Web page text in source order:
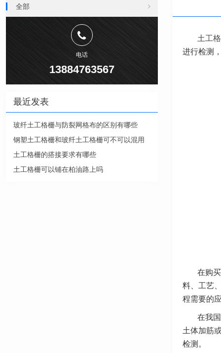
土工
进行检测
在购买
料、工艺
程需要的
在我
土体加筋
检测。
全部
电话
13884763567
最近发表
玻纤土工格栅与防裂网格布的区别有哪些
钢塑土工格栅和玻纤土工格栅可不可以混用
土工格栅的搭接要求有哪些
土工格栅可以铺在柏油路上吗